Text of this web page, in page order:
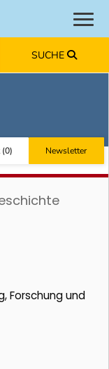
SUCHE
(0) Newsletter
Forschung und